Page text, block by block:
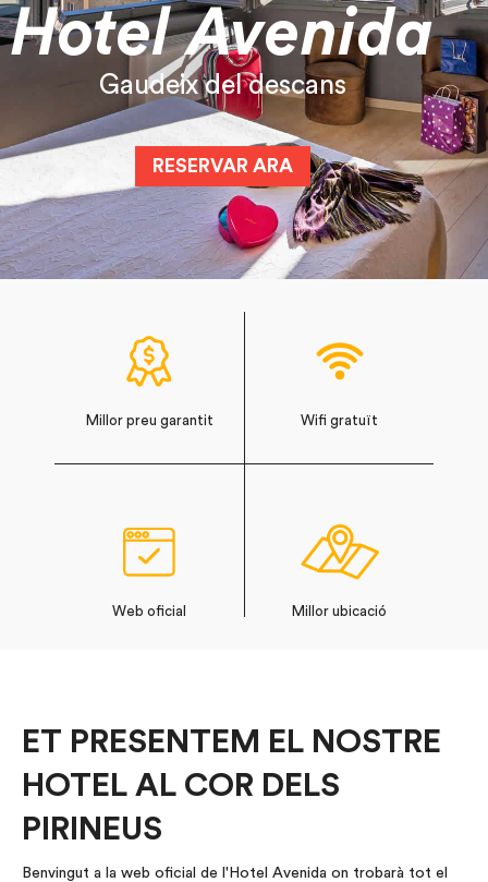
Hotel Avenida
Connecta amb la natura
RESERVAR ARA
Millor preu garantit Wifi gratuït
Web oficial Millor ubicació
ET PRESENTEM EL NOSTRE
HOTEL AL COR DELS
PIRINEUS
Benvingut a la web oficial de l'Hotel Avenida on trobarà tot el